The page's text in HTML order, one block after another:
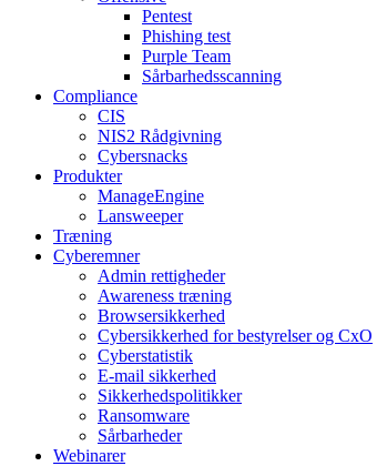
Pentest
Phishing test
Purple Team
Sårbarhedsscanning
Compliance
CIS
NIS2 Rådgivning
Cybersnacks
Produkter
ManageEngine
Lansweeper
Træning
Cyberemner
Admin rettigheder
Awareness træning
Browsersikkerhed
Cybersikkerhed for bestyrelser og CxO
Cyberstatistik
E-mail sikkerhed
Sikkerhedspolitikker
Ransomware
Sårbarheder
Webinarer